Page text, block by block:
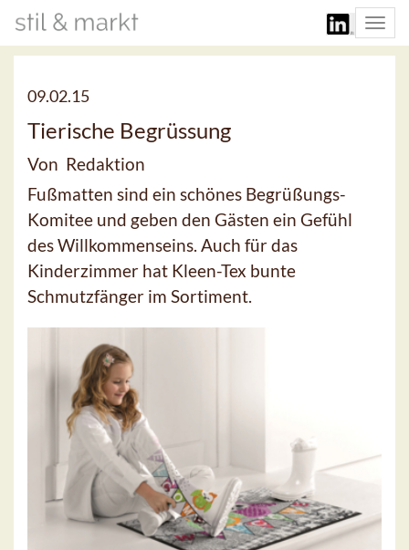
09.02.15
Tierische Begrüssung
Von Redaktion
Fußmatten sind ein schönes Begrüßungs-
Komitee und geben den Gästen ein Gefühl
des Willkommenseins. Auch für das
Kinderzimmer hat Kleen-Tex bunte
Schmutzfänger im Sortiment.